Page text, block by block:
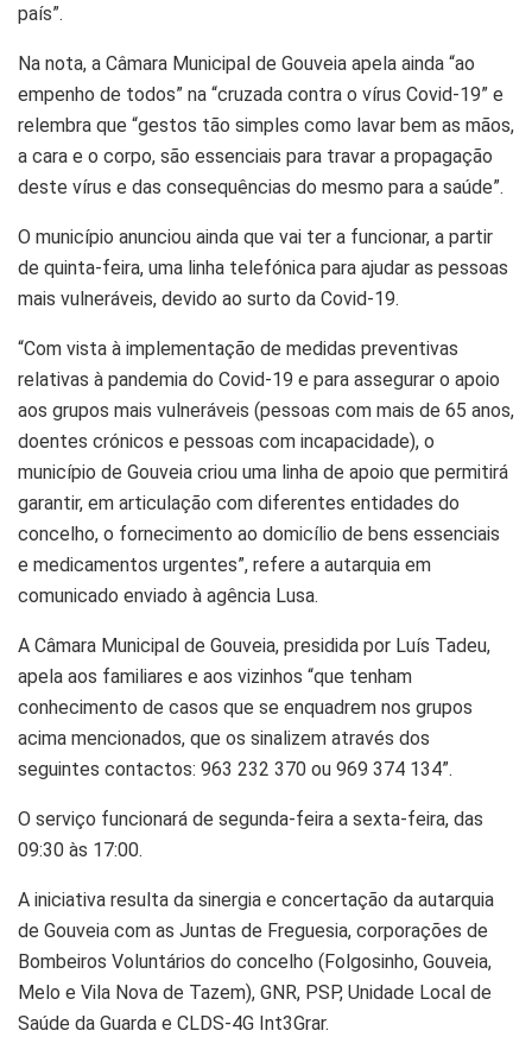
país”.
Na nota, a Câmara Municipal de Gouveia apela ainda “ao
empenho de todos” na “cruzada contra o vírus Covid-19” e
relembra que “gestos tão simples como lavar bem as mãos,
a cara e o corpo, são essenciais para travar a propagação
deste vírus e das consequências do mesmo para a saúde”.
O município anunciou ainda que vai ter a funcionar, a partir
de quinta-feira, uma linha telefónica para ajudar as pessoas
mais vulneráveis, devido ao surto da Covid-19.
“Com vista à implementação de medidas preventivas
relativas à pandemia do Covid-19 e para assegurar o apoio
aos grupos mais vulneráveis (pessoas com mais de 65 anos,
doentes crónicos e pessoas com incapacidade), o
município de Gouveia criou uma linha de apoio que permitirá
garantir, em articulação com diferentes entidades do
concelho, o fornecimento ao domicílio de bens essenciais
e medicamentos urgentes”, refere a autarquia em
comunicado enviado à agência Lusa.
A Câmara Municipal de Gouveia, presidida por Luís Tadeu,
apela aos familiares e aos vizinhos “que tenham
conhecimento de casos que se enquadrem nos grupos
acima mencionados, que os sinalizem através dos
seguintes contactos: 963 232 370 ou 969 374 134”.
O serviço funcionará de segunda-feira a sexta-feira, das
09:30 às 17:00.
A iniciativa resulta da sinergia e concertação da autarquia
de Gouveia com as Juntas de Freguesia, corporações de
Bombeiros Voluntários do concelho (Folgosinho, Gouveia,
Melo e Vila Nova de Tazem), GNR, PSP, Unidade Local de
Saúde da Guarda e CLDS-4G Int3Grar.